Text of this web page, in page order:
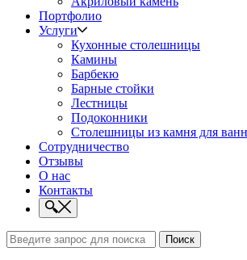
Портфолио
Услуги
Кухонные столешницы
Камины
Барбекю
Барные стойки
Лестницы
Подоконники
Столешницы из камня для
Сотрудничество
Отзывы
О нас
Контакты
Поиск